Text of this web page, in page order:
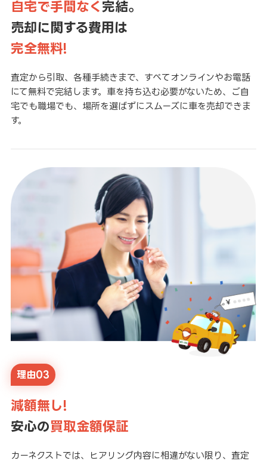
自宅で手間なく 完結。
売却に関する費用は
完全無料!
査定から引取、各種手続きまで、すべてオンラインやお電話
にて無料で完結します。車を持ち込む必要がないため、ご自
宅でも職場でも、場所を選ばずにスムーズに車を売却できま
す。
理由03
減額無し!
安心の買取金額保証
カーネクストでは、ヒアリング内容に相違がない限り、査定